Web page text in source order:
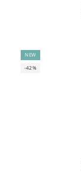
NEW
-42%